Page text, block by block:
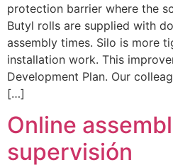
protection barrier where the
Butyl rolls are supplied with
assembly times. Silo is more
installation work. This
Development Plan. Our
[…]
Online
supervisión